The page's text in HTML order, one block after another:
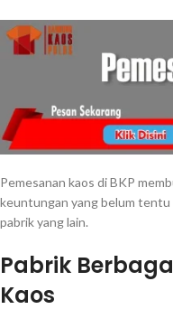
Pemesanan kaos di BKP
keuntungan yang belum tentu
pabrik yang lain.
Pabrik
Kaos